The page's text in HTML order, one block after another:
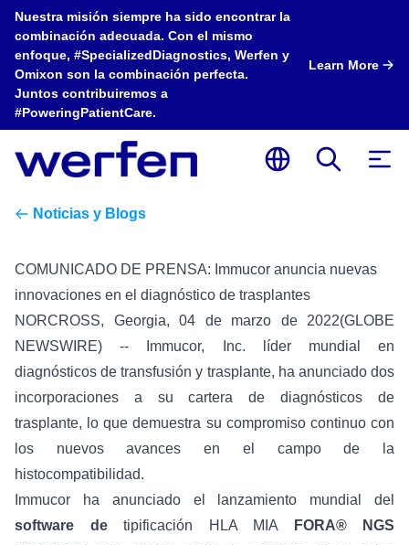
Nuestra misión siempre ha sido encontrar la
combinación adecuada. Con el mismo
enfoque, #SpecializedDiagnostics, Werfen y
Omixon son la combinación perfecta.
Juntos contribuiremos a
#PoweringPatientCare.
Learn More
Noticias y Blogs
COMUNICADO DE PRENSA: Immucor anuncia nuevas
innovaciones en el diagnóstico de trasplantes
NORCROSS, Georgia, 04 de marzo de 2022(GLOBE
NEWSWIRE) -- Immucor, Inc. líder mundial en
diagnósticos de transfusión y trasplante, ha anunciado dos
incorporaciones a su cartera de diagnósticos de
trasplante, lo que demuestra su compromiso continuo con
los nuevos avances en el campo de la
histocompatibilidad.
Immucor ha anunciado el lanzamiento mundial del
software de tipificación HLA MIA FORA®
NGS